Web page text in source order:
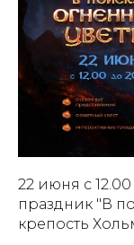
22 июня с
праздник "В
крепость